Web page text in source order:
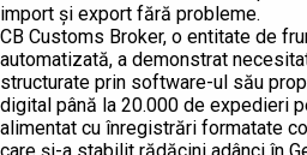
import și export fără probleme.
CB Customs Broker, o entitate de
automatizată, a demonstrat
structurate prin software-ul său
digital până la 20.000 de expedieri
alimentat cu înregistrări formatate